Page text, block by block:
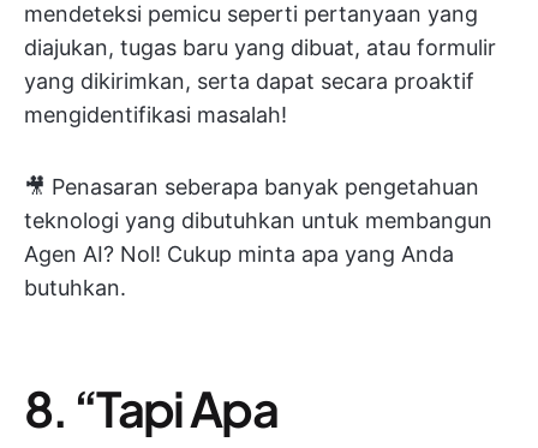
mendeteksi pemicu seperti pertanyaan yang
diajukan, tugas baru yang dibuat, atau formulir
yang dikirimkan, serta dapat secara proaktif
mengidentifikasi masalah!
🎥 Penasaran seberapa banyak pengetahuan
teknologi yang dibutuhkan untuk membangun
Agen AI? Nol! Cukup minta apa yang Anda
butuhkan.
8. “Tapi Apa